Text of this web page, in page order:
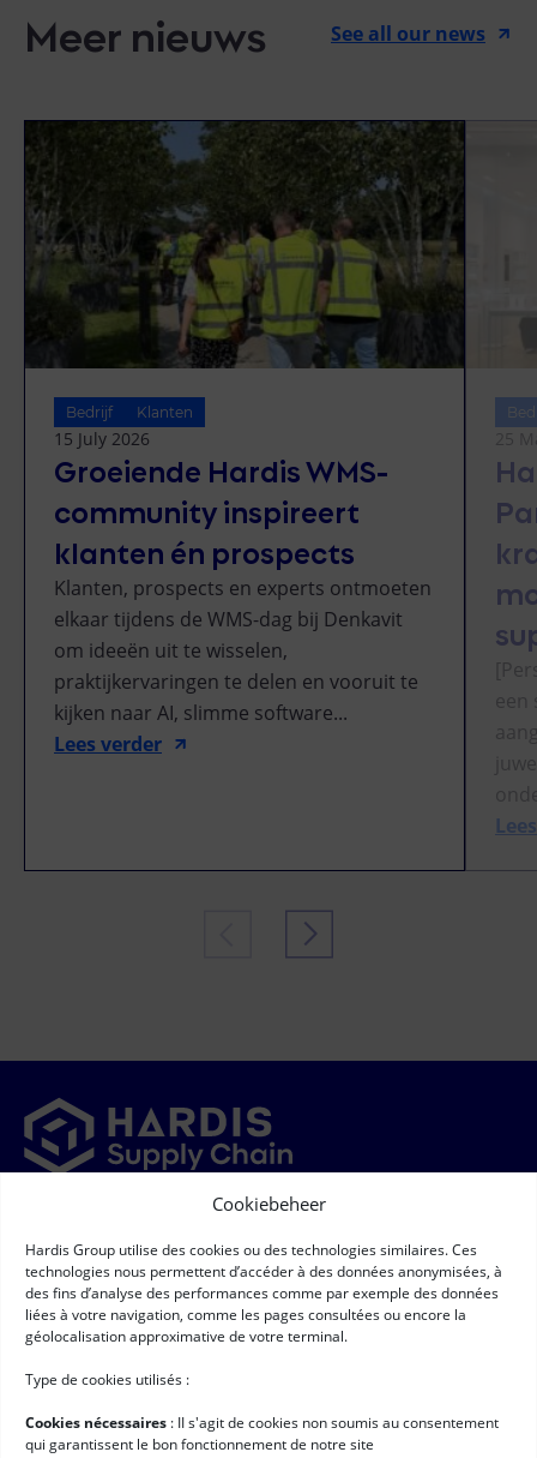
Cookiebeheer
Hardis Group utilise des cookies ou des technologies similaires. Ces
technologies nous permettent d’accéder à des données anonymisées, à
des fins d’analyse des performances comme par exemple des données
liées à votre navigation, comme les pages consultées ou encore la
géolocalisation approximative de votre terminal.
Type de cookies utilisés :
Cookies nécessaires : II s'agit de cookies non soumis au consentement
qui garantissent le bon fonctionnement de notre site
Meer nieuws See all our news
Bedrijf Klanten
15 July 2026
Groeiende Hardis WMS-
community inspireert
klanten én prospects
Klanten, prospects en experts ontmoeten
elkaar tijdens de WMS-dag bij Denkavit
om ideeën uit te wisselen,
praktijkervaringen te delen en vooruit te
kijken naar AI, slimme software...
Lees verder
Newsletter(Required)
RGPD(Required)
Ik ga ermee akkoord dat mijn persoonsgegevens worden
verzameld en verwerkt volgens de voorwaarden die staan
beschreven onder
"Bescherming van persoonsgegevens"*
Handige links
Services voor Hardis